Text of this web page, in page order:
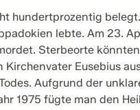
hundertprozentig
lebte. Am 23.
Sterbeorte
Eusebius
Aufgrund der
1975 fügte man den